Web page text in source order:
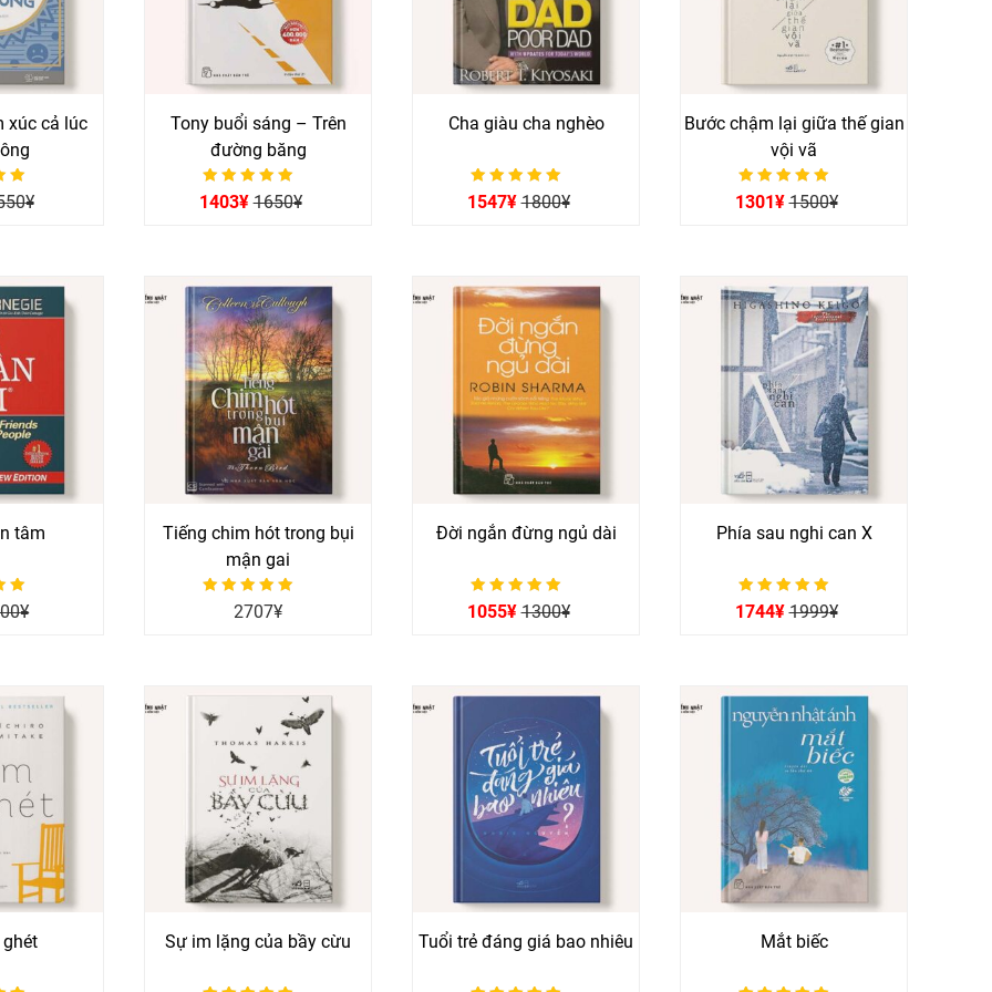
xúc cả lúc
hạng
¥
Tony buổi sáng – Trên
đường băng
Được xếp hạng
0
1403¥ 1650¥
Cha giàu cha nghèo
Được xếp hạng
0
1547¥ 1800¥
Bước chậm lại giữa thế gian
vội vã
Được xếp hạng
0
1301¥ 1500¥
tâm
¥
Tiếng chim hót trong bụi
mận gai
Được xếp hạng
0
2707¥
Đời ngắn đừng ngủ dài
Được xếp hạng
0
1055¥ 1300¥
Phía sau nghi can X
Được xếp hạng
0
1744¥ 1999¥
Sự im lặng của bầy cừu Tuổi trẻ đáng giá bao nhiêu Mắt biếc